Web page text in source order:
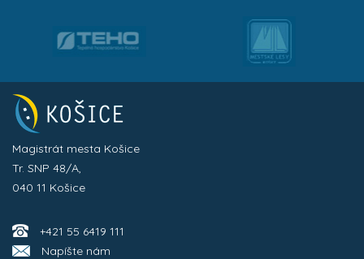
Magistrát mesta Košice
Tr. SNP 48/A,
040 11 Košice
+421 55 6419 111
Napíšte nám